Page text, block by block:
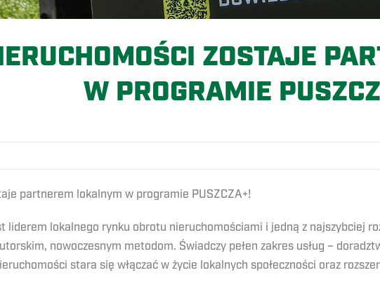
ZOSTAJE
W PROGRAMIE
partnerem lokalnym w programie PUSZCZA+!
liderem lokalnego rynku obrotu nieruchomościami i jedną z najszybciej
nowoczesnym metodom. Świadczy pełen zakres usług –
stara się włączać w życie lokalnych społeczności oraz